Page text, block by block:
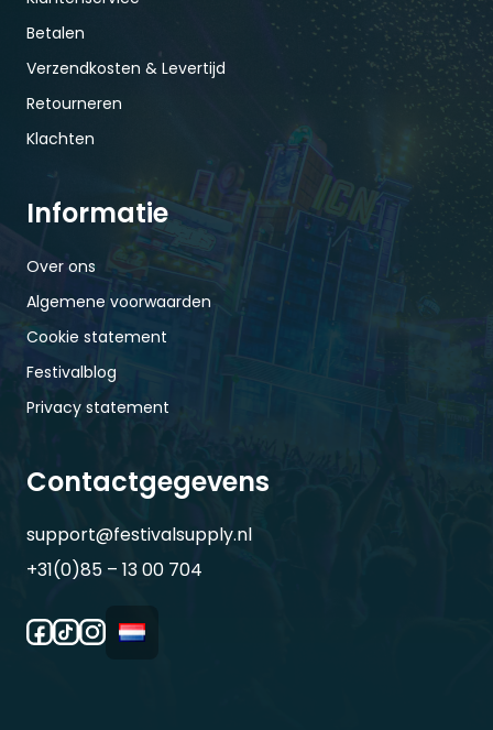
Betalen
Verzendkosten & Levertijd
Retourneren
Klachten
Informatie
Over ons
Algemene voorwaarden
Cookie statement
Festivalblog
Privacy statement
Contactgegevens
support@festivalsupply.nl
+31(0)85 – 13 00 704